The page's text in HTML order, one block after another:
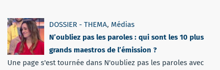
DOSSIER - THEMA, Médias
N’oubliez pas les paroles : qui sont les 10 plus
grands maestros de l’émission ?
Une page s'est tournée dans N'oubliez pas les paroles avec